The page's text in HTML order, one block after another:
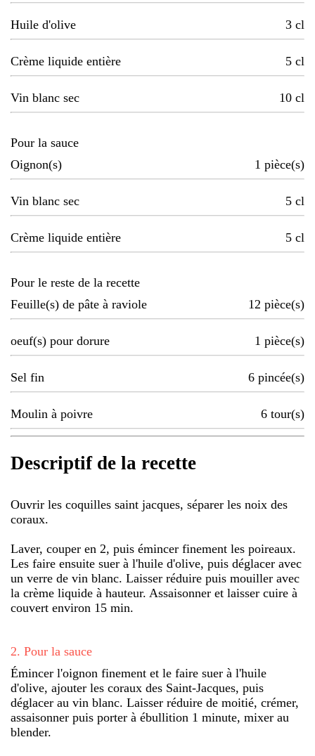
Huile d'olive 3 cl
Crème liquide entière 5 cl
Vin blanc sec 10 cl
Pour la sauce
Oignon(s)
1 pièce(s)
Vin blanc sec 5 cl
Crème liquide entière 5 cl
Pour le reste de la recette
Feuille(s) de pâte à raviole
12 pièce(s)
oeuf(s) pour dorure 1 pièce(s)
Sel fin 6 pincée(s)
Moulin à poivre 6 tour(s)
Descriptif de la recette
Ouvrir les coquilles saint jacques, séparer les noix des
coraux.
Laver, couper en 2, puis émincer finement les poireaux.
Les faire ensuite suer à l'huile d'olive, puis déglacer avec
un verre de vin blanc. Laisser réduire puis mouiller avec
la crème liquide à hauteur. Assaisonner et laisser cuire à
couvert environ 15 min.
2. Pour la sauce
Émincer l'oignon finement et le faire suer à l'huile
d'olive, ajouter les coraux des Saint-Jacques, puis
déglacer au vin blanc. Laisser réduire de moitié, crémer,
assaisonner puis porter à ébullition 1 minute, mixer au
blender.